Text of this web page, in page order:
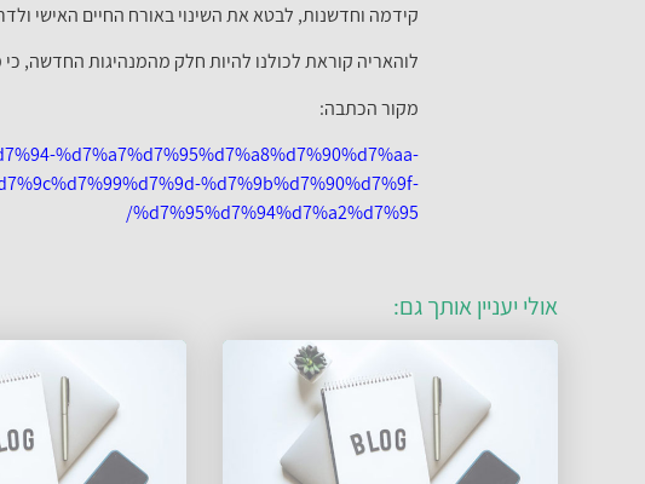
קידמה וחדשנות, לבטא את השינוי באורח החיים האישי
לוהאריה קוראת לכולנו להיות חלק מהמנהיגות החדשה, כי
מקור הכתבה:
%d7%a7%d7%95%d7%a8%d7%90%d7%aa-
%d7%9b%d7%90%d7%9f-
%d7%95%d7%94%d7%a2%d7%95/
אולי יעניין אותך גם: